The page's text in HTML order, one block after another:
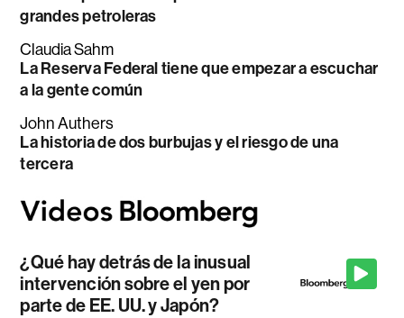
grandes petroleras
Claudia Sahm
La Reserva Federal tiene que empezar a escuchar
a la gente común
John Authers
La historia de dos burbujas y el riesgo de una
tercera
¿Qué hay detrás de la inusual
intervención sobre el yen por
parte de EE. UU. y Japón?